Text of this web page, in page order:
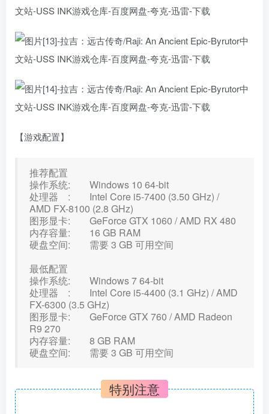
【游戏配置】
推荐配置
操作系统: Windows 10 64-bit
处理器 : Intel Core i5-7400 (3.50 GHz) /
AMD FX-8100 (2.8 GHz)
图形显卡: GeForce GTX 1060 / AMD RX 480
内存容量: 16 GB RAM
硬盘空间: 需要 3 GB 可用空间
最低配置
操作系统: Windows 7 64-bit
处理器 : Intel Core i5-4400 (3.1 GHz) / AMD
FX-6300 (3.5 GHz)
图形显卡: GeForce GTX 760 / AMD Radeon
R9 270
内存容量: 8 GB RAM
硬盘空间: 需要 3 GB 可用空间
特别注意